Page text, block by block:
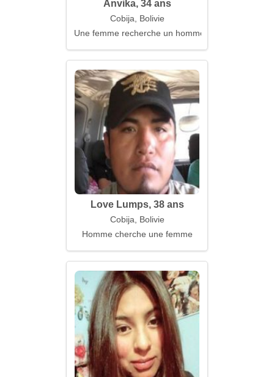
Anvika, 34 ans
Cobija, Bolivie
Une femme recherche un homme qui connaît sa
Love Lumps, 38 ans
Cobija, Bolivie
Homme cherche une femme